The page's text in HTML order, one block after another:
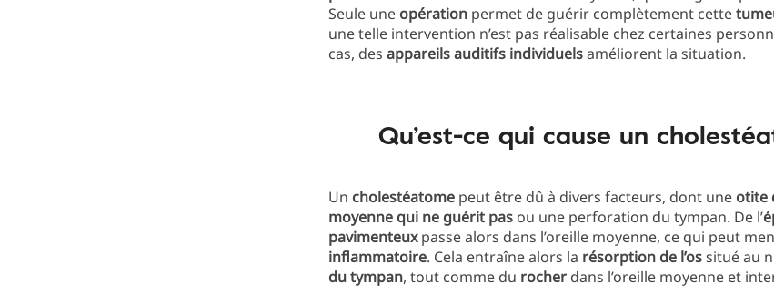
Seule une opération permet de guérir complètement cette
une telle intervention n’est pas réalisable chez certaines
cas, des appareils auditifs individuelsaméliorent la situation.
Qu’est-ce qui cause un
Un cholestéatome peut être dû à divers facteurs, dont une otite
moyenne qui ne guérit pas ou une perforation du tympan. De l’
pavimenteuxpasse alors dans l’oreille moyenne, ce qui peut
inflammatoire. Cela entraîne alors la résorption de l’ossitué au
du tympan, tout comme du rocher dans l’oreille moyenne et